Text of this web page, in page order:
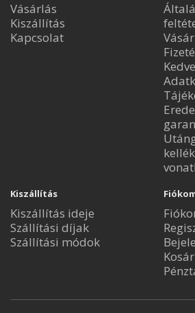
Vásárlás
Kiszállítás
Kapcsolat
Kiszállítás
Kiszállítás ideje
Szállítási díjak
Szállítási módok
Kosár